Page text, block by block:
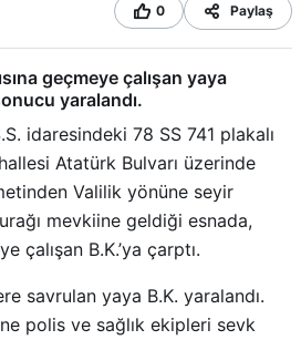
0 Paylaş
geçmeye çalışan yaya
yaralandı.
idaresindeki 78 SS 741 plakalı
Atatürk Bulvarı üzerinde
Valilik yönüne seyir
mevkiine geldiği esnada,
çalışan B.K.’ya çarptı.
savrulan yaya B.K. yaralandı.
polis ve sağlık ekipleri sevk